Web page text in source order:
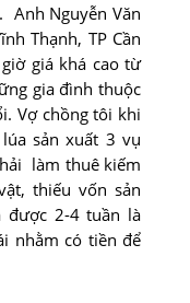
Anh Nguyễn Văn
Thạnh, TP Cần
giá khá cao từ
gia đình thuộc
Vợ chồng tôi khi
sản xuất 3 vụ
làm thuê kiếm
thiếu vốn sản
được 2-4 tuần là
nhằm có tiền để